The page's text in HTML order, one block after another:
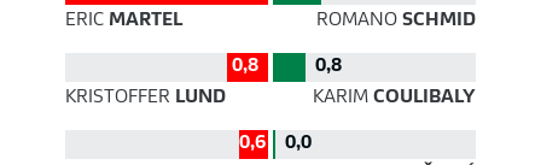
ERIC MARTEL ROMANOSCHMID
0,8
0,8
KRISTOFFER LUND KARIMCOULIBALY
0,6
0,0